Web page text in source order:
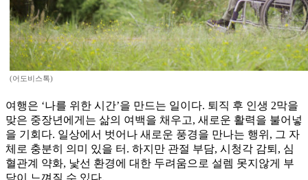
(어도비스톡)
여행은 ‘나를 위한 시간’을 만드는 일이다. 퇴직 후 인생 2막을
맞은 중장년에게는 삶의 여백을 채우고, 새로운 활력을 불어넣
을 기회다. 일상에서 벗어나 새로운 풍경을 만나는 행위, 그 자
체로 충분히 의미 있을 터. 하지만 관절 부담, 시청각 감퇴, 심
혈관계 약화, 낯선 환경에 대한 두려움으로 설렘 못지않게 부